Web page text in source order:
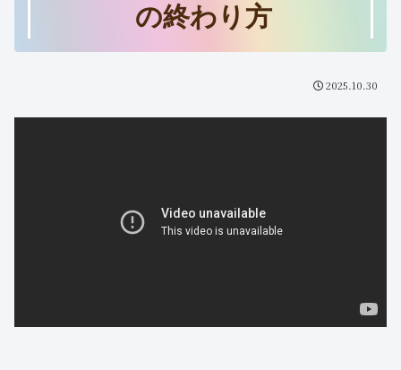
の終わり方
2025.10.30